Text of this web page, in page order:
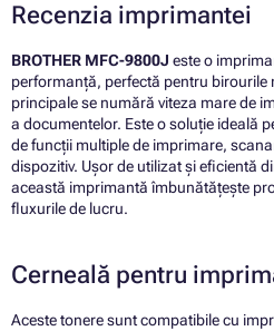
Recenzia imprimantei
BROTHER MFC-9800J este o
performanță, perfectă pentru birourile
principale se numără viteza mare de
a documentelor. Este o soluție ideală
de funcții multiple de imprimare,
dispozitiv. Ușor de utilizat și eficientă
această imprimantă îmbunătățește
fluxurile de lucru.
Cerneală pentru
Aceste tonere sunt compatibile cu